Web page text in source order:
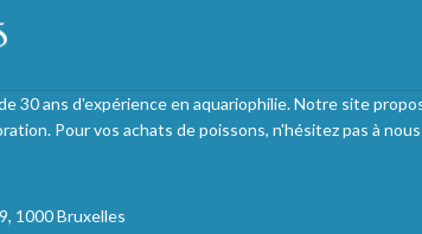
30 ans d'expérience en aquariophilie. Notre site
Pour vos achats de poissons, n'hésitez pas à nous
1000 Bruxelles